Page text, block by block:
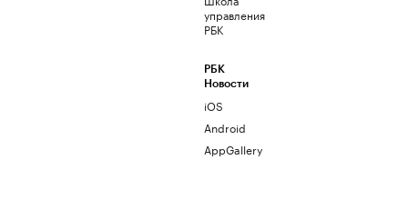
управления
РБК
РБК
Новости
iOS
Android
AppGallery